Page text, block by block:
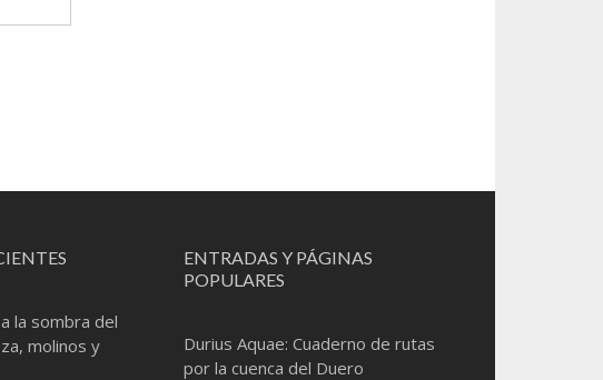
la sombra del
molinos y
ENTRADAS Y PÁGINAS
POPULARES
Durius Aquae: Cuaderno de rutas
por la cuenca del Duero